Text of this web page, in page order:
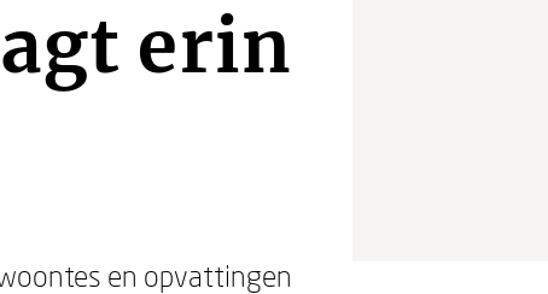
erin
en opvattingen